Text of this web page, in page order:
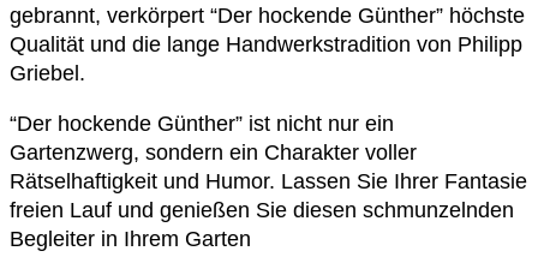
gebrannt, verkörpert “Der hockende Günther” höchste
Qualität und die lange Handwerkstradition von Philipp
Griebel.
“Der hockende Günther” ist nicht nur ein
Gartenzwerg, sondern ein Charakter voller
Rätselhaftigkeit und Humor. Lassen Sie Ihrer Fantasie
freien Lauf und genießen Sie diesen schmunzelnden
Begleiter in Ihrem Garten